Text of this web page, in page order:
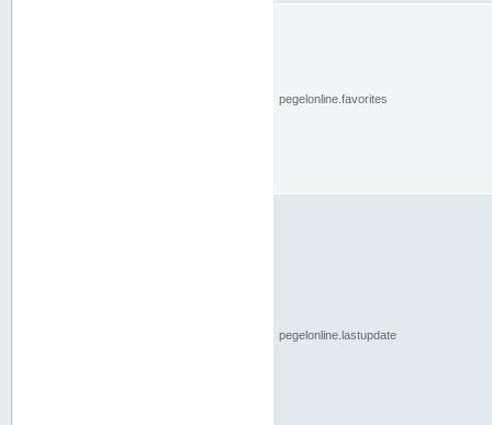
pegelonline.favorites
pegelonline.lastupdate